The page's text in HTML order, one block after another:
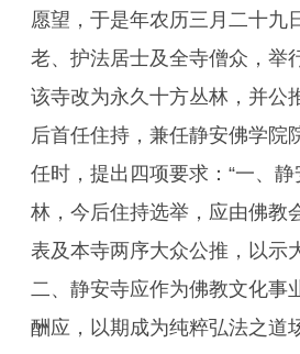
愿望，于是年农历三月二十九
老、护法居士及全寺僧众，举
该寺改为永久十方丛林，并公
后首任住持，兼任静安佛学院
任时，提出四项要求：“一、
林，今后住持选举，应由佛教
表及本寺两序大众公推，以示
二、静安寺应作为佛教文化事
酬应，以期成为纯粹弘法之道